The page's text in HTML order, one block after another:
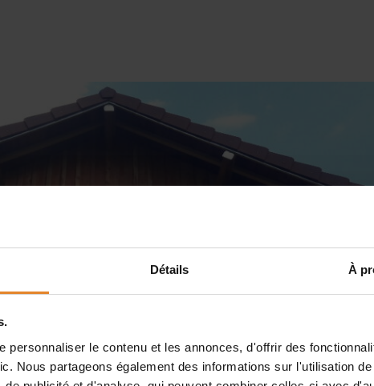
Détails À
personnaliser le contenu et les annonces, d'offrir des
Nous partageons également des informations sur l'utilisation